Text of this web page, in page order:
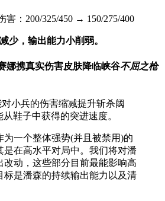
：200/325/450 → 150/275/400
少，输出能力小削弱。
不屈之枪
兵的伤害缩减提升斩杀阈
鞋子中获得的突进速度。
一个整体强势(并且被禁用)的
是在高水平对局中。我们将对潘
改动，这些部分目前最能影响高
标是潘森的持续输出能力以及清